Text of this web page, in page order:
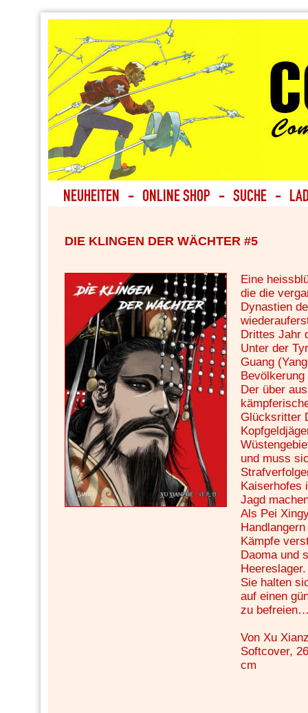
DIE KLINGEN DER WÄCHTER #5
Eine
die die
Dynastien
Drittes Jahr
Unter der
Guang
Der über
Glücksritter
und muss
Kaiserhofes
Jagd
Als Pei
Kämpfe
Daoma und
Heereslager.
Sie halten
auf einen
zu
Von Xu
Softcover,
cm